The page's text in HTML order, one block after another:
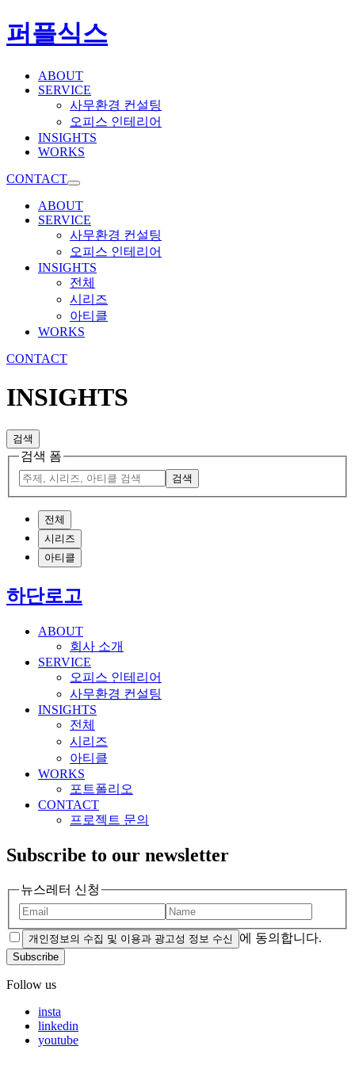
퍼플식스
ABOUT
SERVICE
사무환경 컨설팅
오피스 인테리어
INSIGHTS
WORKS
CONTACT
ABOUT
SERVICE
사무환경 컨설팅
오피스 인테리어
INSIGHTS
전체
시리즈
아티클
WORKS
CONTACT
INSIGHTS
검색
검색 폼
검색
전체
시리즈
아티클
하단로고
ABOUT
회사 소개
SERVICE
오피스 인테리어
사무환경 컨설팅
INSIGHTS
전체
시리즈
아티클
WORKS
포트폴리오
CONTACT
프로젝트 문의
Subscribe to our newsletter
뉴스레터 신청
개인정보의 수집 및 이용과 광고성 정보 수신 에 동의합니다.
Subscribe
Follow us
insta
linkedin
youtube